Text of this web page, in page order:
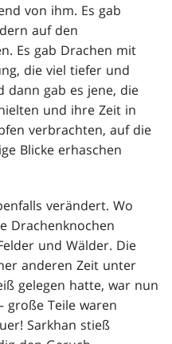
von ihm. Es gab
auf den
Es gab Drachen mit
die viel tiefer und
dann gab es jene, die
und ihre Zeit in
verbrachten, auf die
Blicke erhaschen
verändert. Wo
Drachenknochen
und Wälder. Die
anderen Zeit unter
gelegen hatte, war nun
große Teile waren
Sarkhan stieß